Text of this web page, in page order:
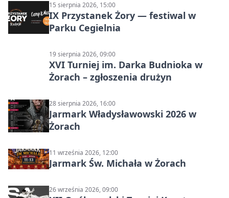
15 sierpnia 2026, 15:00
IX Przystanek Żory — festiwal w
Parku Cegielnia
19 sierpnia 2026, 09:00
XVI Turniej im. Darka Budnioka w
Żorach – zgłoszenia drużyn
28 sierpnia 2026, 16:00
Jarmark Władysławowski 2026 w
Żorach
11 września 2026, 12:00
Jarmark Św. Michała w Żorach
26 września 2026, 09:00